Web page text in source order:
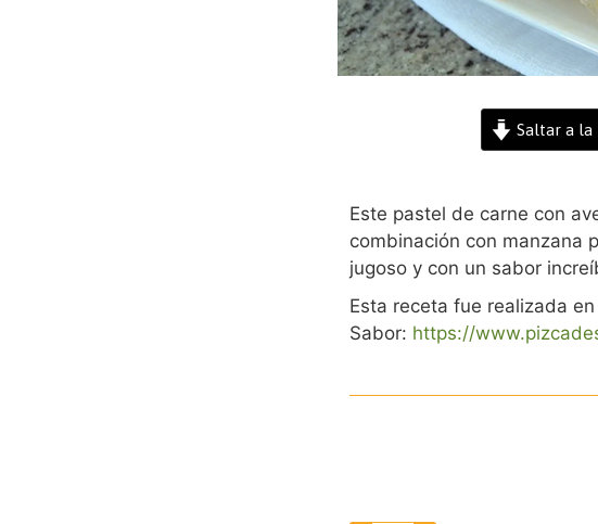
Saltar a la
Este pastel de carne con
combinación con manzana
jugoso y con un sabor
Esta receta fue realizada
Sabor: https://